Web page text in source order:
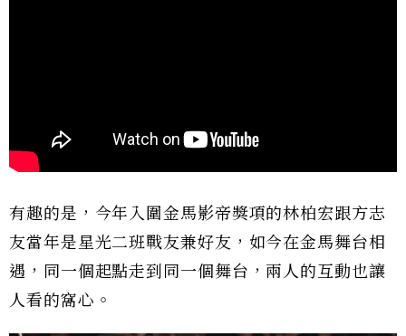
有趣的是，今年入圍金馬影帝獎項的林柏宏跟方志
友當年是星光二班戰友兼好友，如今在金馬舞台相
遇，同一個起點走到同一個舞台，兩人的互動也讓
人看的窩心。